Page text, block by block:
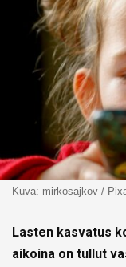
Kuva: mirkosajkov /
Lasten kasvatus
aikoina on tullut